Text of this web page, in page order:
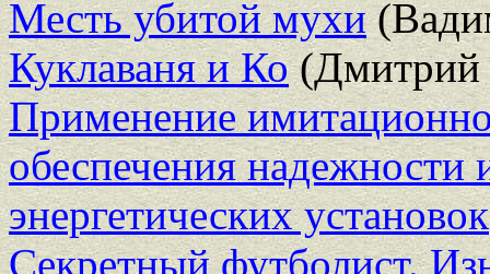
Месть убитой мухи
Куклаваня и Ко(Дмитрий
Применение
обеспечения надежности
энергетических установок
Секретный футболист.